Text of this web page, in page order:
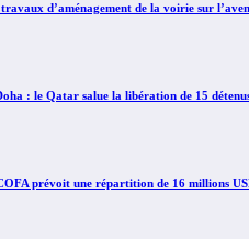
d’aménagement de la voirie sur
: le Qatar salue la libération de 15
prévoit une répartition de 16 millions